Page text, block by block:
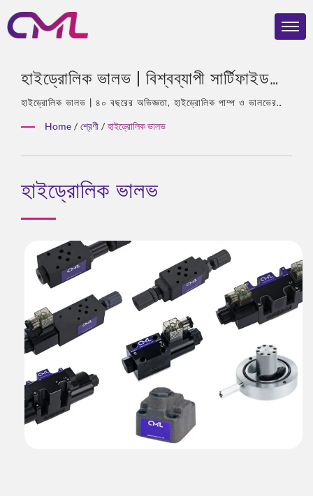
হাইড্রোলিক ভালভ | বিশ্বব্যাপী সার্টিফাইড
হাইড্রোলিক ভালভ এবং পাম্প – CML
2024 REBRAND 100® পুরস্কার
জিতেছে
হাইড্রোলিক ভালভ | ৪০ বছরের অভিজ্ঞতা, হাইড্রোলিক পাম্প ও ভালভের
পেশাদার, এশিয়ার একমাত্র এজেন্ট ইকারলে, অভিজ্ঞ দল, সমৃদ্ধ পণ্যের
Home / শ্রেণী / হাইড্রোলিক ভালভ
হাইড্রোলিক ভালভ